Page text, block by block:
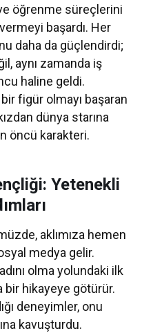
öğrenme süreçlerini
başardı. Her
daha da güçlendirdi;
aynı zamanda iş
haline geldi.
figür olmayı başaran
dünya starına
öncü karakteri.
Yetenekli
aklımıza hemen
medya gelir.
olma yolundaki ilk
bir hikayeye götürür.
deneyimler, onu
kavuşturdu.